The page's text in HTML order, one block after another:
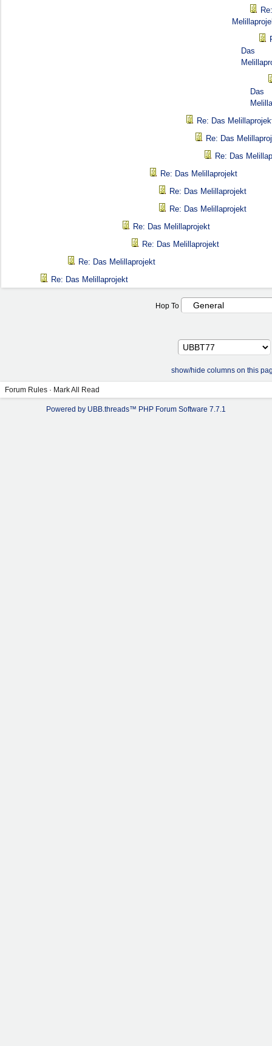
Das
Das
Re: Das
Re: Das
Re: Das
Re: Das Melillaprojekt
Re: Das Melillaprojekt
Re: Das Melillaprojekt
Re: Das Melillaprojekt
Re: Das Melillaprojekt
Re: Das Melillaprojekt
Re: Das Melillaprojekt
Hop To
show/hide columns on this
Forum Rules · Mark All Read
Powered by UBB.threads™ PHP Forum Software 7.7.1